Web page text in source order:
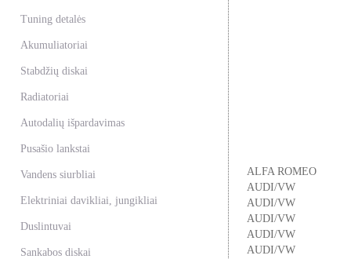
Tuning detalės
Akumuliatoriai
Stabdžių diskai
Radiatoriai
Autodalių išpardavimas
Pusašio lankstai
Vandens siurbliai
Elektriniai davikliai, jungikliai
Duslintuvai
Sankabos diskai
ALFA ROMEO
AUDI/VW
AUDI/VW
AUDI/VW
AUDI/VW
AUDI/VW